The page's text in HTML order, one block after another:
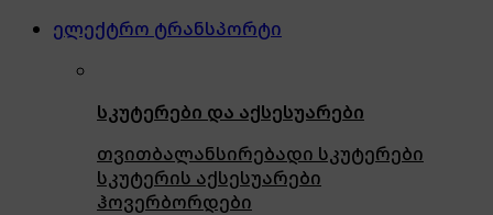
ელექტრო ტრანსპორტი
სკუტერები და აქსესუარები
თვითბალანსირებადი სკუტერები
სკუტერის აქსესუარები
ჰოვერბორდები